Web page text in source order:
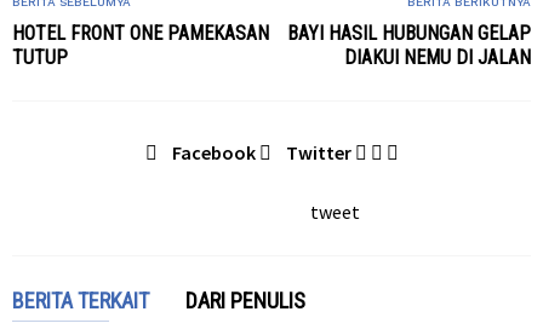
HOTEL FRONT ONE PAMEKASAN
TUTUP
BAYI HASIL HUBUNGAN GELAP
DIAKUI NEMU DI JALAN
Facebook Twitter
tweet
BERITA TERKAIT DARI PENULIS